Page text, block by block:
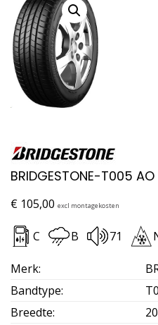
BRIDGESTONE-T005
€ 105,00 excl montagekosten
C B 71
Merk:
Bandtype:
Breedte: